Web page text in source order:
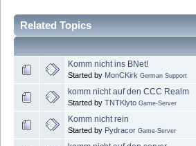
Related Topics
Komm nicht ins BNet!
Started by MonCKirk German Support
komm nicht auf den CCC Realm
Started by TNTKlyto Game-Server
Komm nicht rein
Started by Pydracor Game-Server